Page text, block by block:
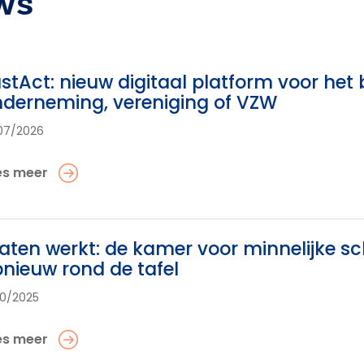
nieuw digitaal platform voor het
vereniging of VZW
2026
meer
werkt: de kamer voor minnelijke
rond de tafel
2025
meer